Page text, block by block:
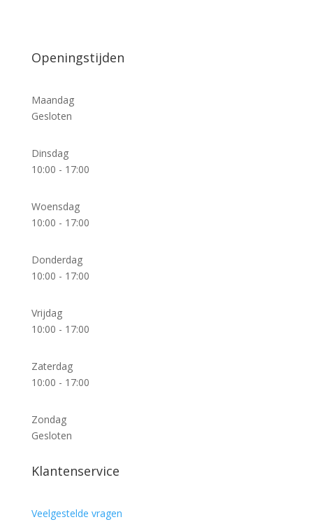
Openingstijden
Maandag
Gesloten
Dinsdag
10:00 - 17:00
Woensdag
10:00 - 17:00
Donderdag
10:00 - 17:00
Vrijdag
10:00 - 17:00
Zaterdag
10:00 - 17:00
Zondag
Gesloten
Klantenservice
Veelgestelde vragen